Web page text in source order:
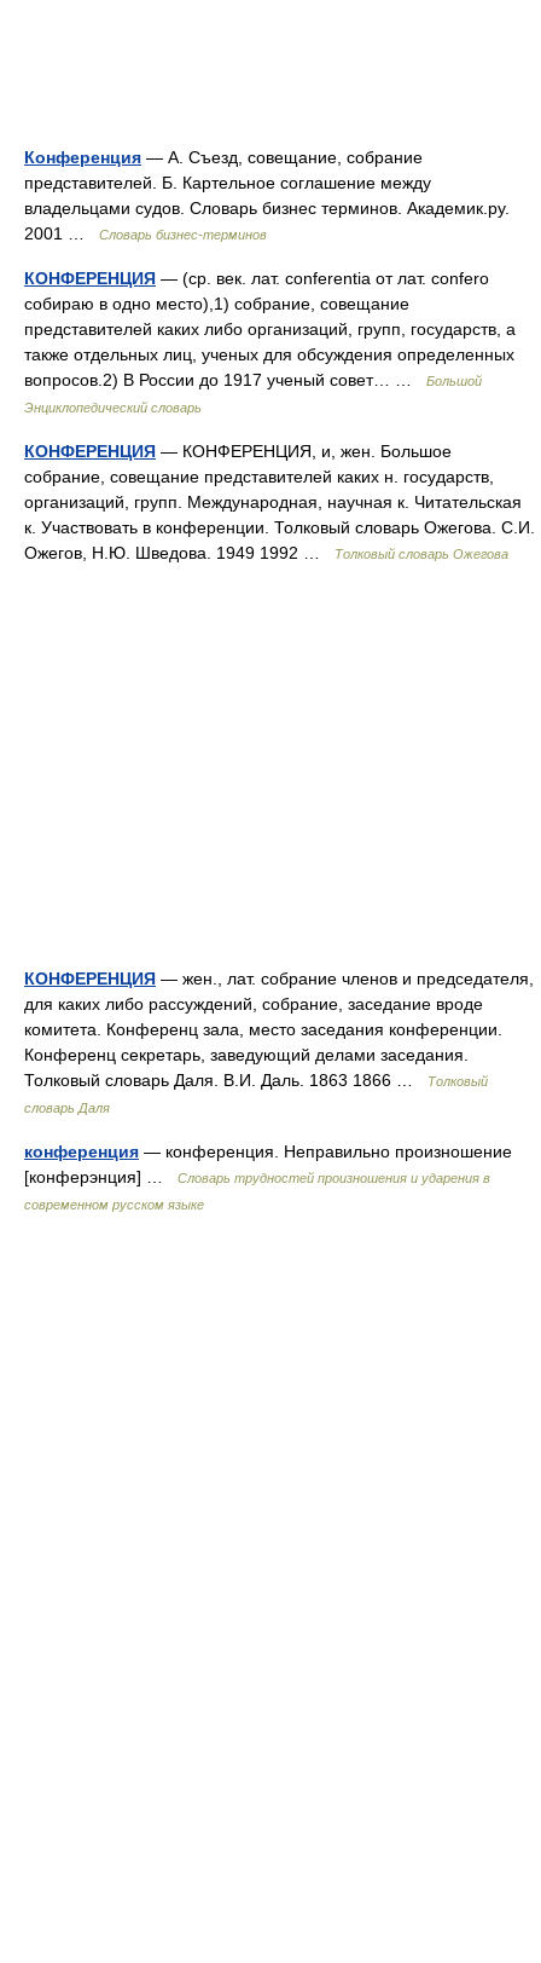
Конференция — А. Съезд, совещание, собрание
представителей. Б. Картельное соглашение между
владельцами судов. Словарь бизнес терминов. Академик.ру.
2001 …
Словарь бизнес-терминов
КОНФЕРЕНЦИЯ — (ср. век. лат. conferentia от лат. confero
собираю в одно место),1) собрание, совещание
представителей каких либо организаций, групп, государств, а
также отдельных лиц, ученых для обсуждения определенных
вопросов.2) В России до 1917 ученый совет… …
Большой
Энциклопедический словарь
КОНФЕРЕНЦИЯ — КОНФЕРЕНЦИЯ, и, жен. Большое
собрание, совещание представителей каких н. государств,
организаций, групп. Международная, научная к. Читательская
к. Участвовать в конференции. Толковый словарь Ожегова. С.И.
Ожегов, Н.Ю. Шведова. 1949 1992 …
Толковый словарь Ожегова
КОНФЕРЕНЦИЯ — жен., лат. собрание членов и председателя,
для каких либо рассуждений, собрание, заседание вроде
комитета. Конференц зала, место заседания конференции.
Конференц секретарь, заведующий делами заседания.
Толковый словарь Даля. В.И. Даль. 1863 1866 …
Толковый
словарь Даля
конференция — конференция. Неправильно произношение
[конферэнция] …
Словарь трудностей произношения и ударения в
современном русском языке